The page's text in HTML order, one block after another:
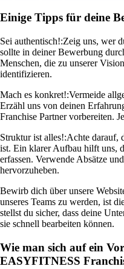
Einige Tipps für deine
Sei authentisch!:Zeig uns, wer
sollte in deiner Bewerbung
Menschen, die zu unserer
identifizieren.
Mach es konkret!:Vermeide
Erzähl uns von deinen
Franchise Partner vorbereiten.
Struktur ist alles!:Achte darauf,
ist. Ein klarer Aufbau hilft uns,
erfassen. Verwende Absätze
hervorzuheben.
Bewirb dich über unsere
unseres Teams zu werden, ist
stellst du sicher, dass deine
sie schnell bearbeiten können.
Wie man sich auf ein
EASYFITNESS